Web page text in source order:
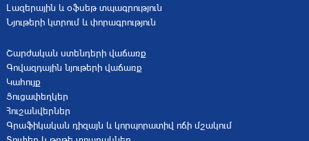
Լազերային և օֆսեթ տպագրություն
Նյութերի կտրում և փորագրություն
Շարժական ստենդերի վաճառք
Գովազդային նյութերի վաճառք
Կահույք
Ցուցափեղկեր
Հուշանվերներ
Գրաֆիկական դիզայն և կորպորատիվ ոճի մշակում